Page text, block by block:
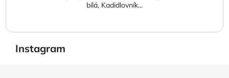
bílá, Kadidlovník...
Instagram